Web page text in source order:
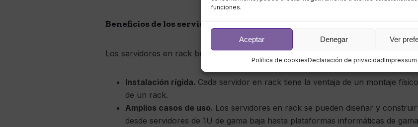
funciones.
Aceptar Denegar Ver
Política de cookiesDeclaración de privacidadImpressum
Beneficios de los servidores en rack
Los servidores en rack brindan una serie de beneficios atractivos para los
Instalación rígida. Cada servidor en rack tiene la ventaja de un montaje
de un rack.
Amplios casos de uso. Los servidores en rack se pueden diseñar y
desde servidores de 1U de gama baja hasta plataformas informáticas de